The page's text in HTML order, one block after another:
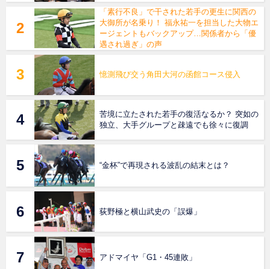
「素行不良」で干された若手の更生に関西の
大御所が名乗り！ 福永祐一を担当した大物エ
ージェントもバックアップ…関係者から「優
遇され過ぎ」の声
憶測飛び交う角田大河の函館コース侵入
苦境に立たされた若手の復活なるか？ 突如の
独立、大手グループと疎遠でも徐々に復調
“金杯”で再現される波乱の結末とは？
荻野極と横山武史の「誤爆」
アドマイヤ「G1・45連敗」